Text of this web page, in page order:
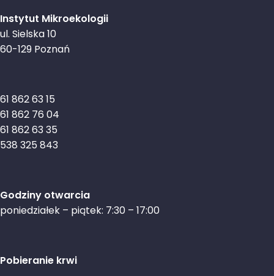
Instytut Mikroekologii
ul. Sielska 10
60-129 Poznań
61 862 63 15
61 862 76 04
61 862 63 35
538 325 843
Godziny otwarcia
poniedziałek – piątek: 7:30 – 17:00
Pobieranie krwi